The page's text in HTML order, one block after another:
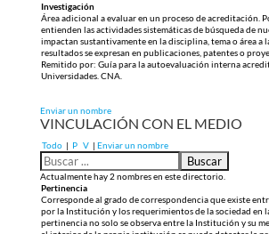
Investigación
Área adicional a evaluar en un proceso de acreditación.
entienden las actividades sistemáticas de búsqueda de
impactan sustantivamente en la disciplina, tema o área a
resultados se expresan en publicaciones, patentes o
Remitido por: Guía para la autoevaluación interna
Universidades. CNA.
Enviar un nombre
VINCULACIÓN CON EL MEDIO
Todo | P V | Enviar un nombre
Actualmente hay 2 nombres en este directorio.
Pertinencia
Corresponde al grado de correspondencia que existe
por la Institución y los requerimientos de la sociedad en
pertinencia no solo se observa entre la Institución y su